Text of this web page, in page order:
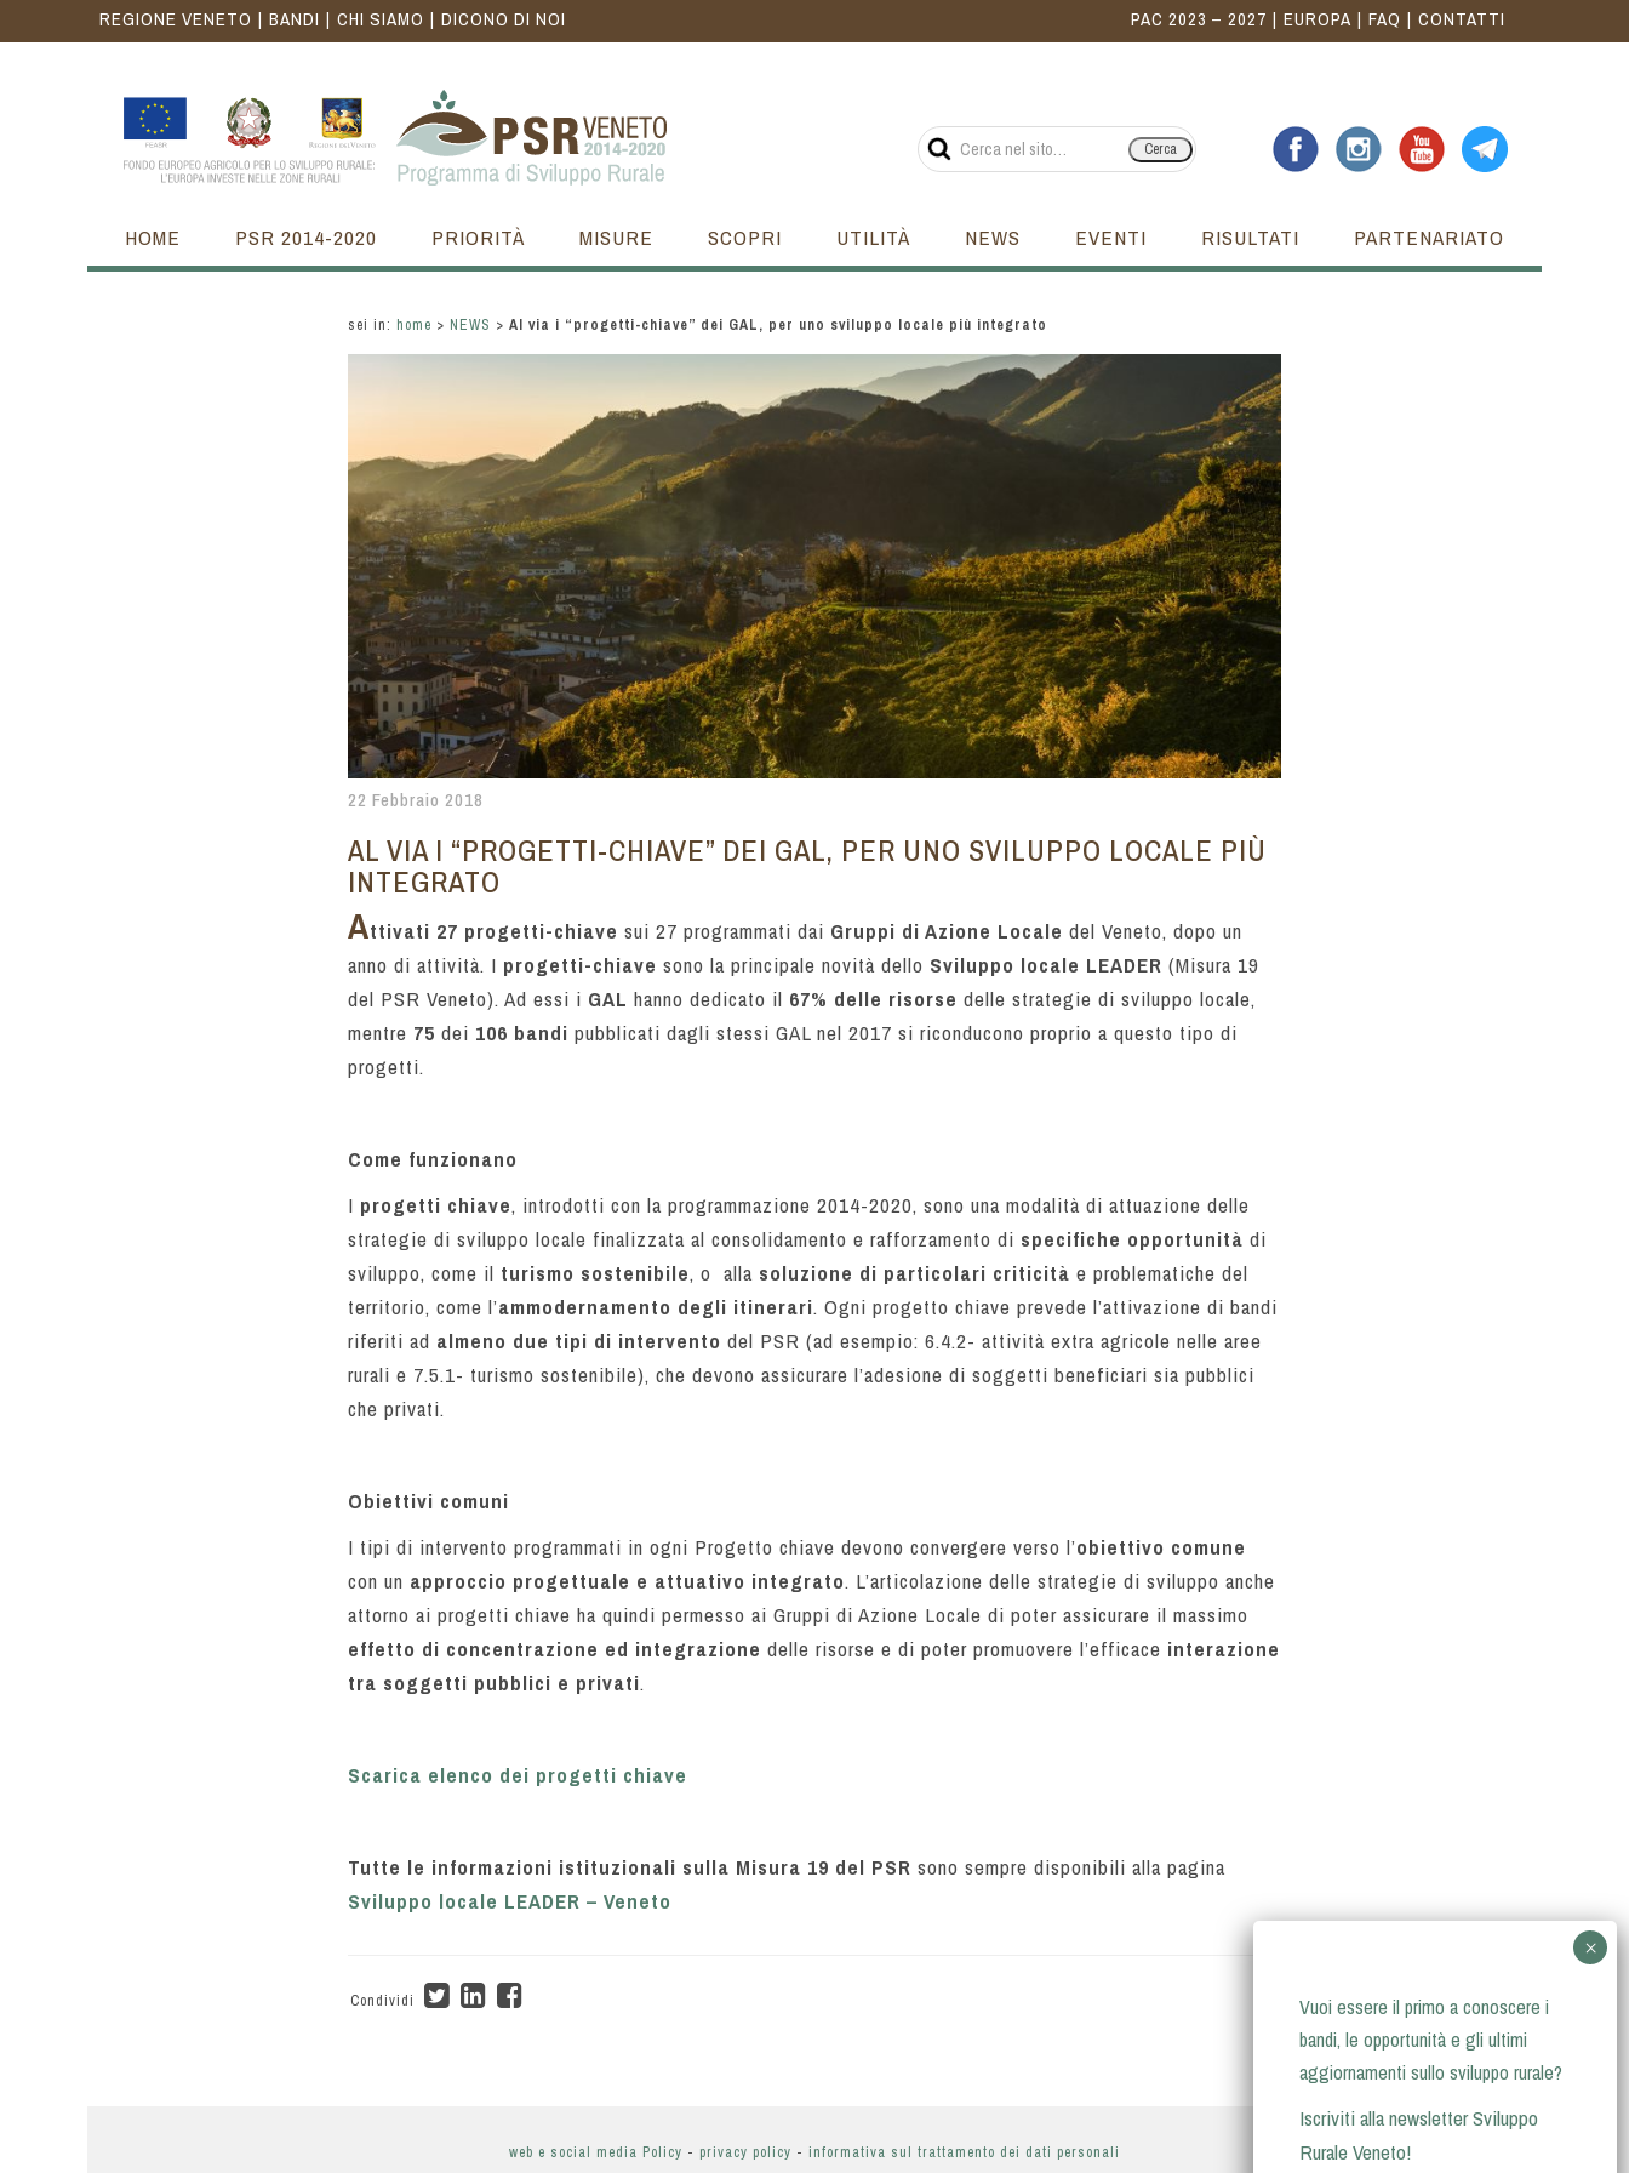
REGIONE VENETO BANDI CHI SIAMO DICONO DI NOI PAC 2023 – 2027 EUROPA FAQ CONTATTI
Cerca
HOME PSR 2014-2020 PRIORITÀ MISURE SCOPRI UTILITÀ NEWS EVENTI RISULTATI PARTENARIATO
sei in: home > NEWS > Al via i “progetti-chiave” dei GAL, per uno sviluppo locale più integrato
22 Febbraio 2018
AL VIA I “PROGETTI-CHIAVE” DEI GAL, PER UNO SVILUPPO LOCALE PIÙ
INTEGRATO
Attivati 27 progetti-chiave sui 27 programmati dai Gruppi di Azione Locale del Veneto, dopo un
anno di attività. I progetti-chiave sono la principale novità dello Sviluppo locale LEADER (Misura 19
del PSR Veneto). Ad essi i GAL hanno dedicato il 67% delle risorse delle strategie di sviluppo locale,
mentre 75 dei 106 bandi pubblicati dagli stessi GAL nel 2017 si riconducono proprio a questo tipo di
progetti.
Come funzionano
I progetti chiave, introdotti con la programmazione 2014-2020, sono una modalità di attuazione delle
strategie di sviluppo locale finalizzata al consolidamento e rafforzamento di specifiche opportunità di
sviluppo, come il turismo sostenibile, o alla soluzione di particolari criticità e problematiche del
territorio, come l’ammodernamento degli itinerari. Ogni progetto chiave prevede l’attivazione di bandi
riferiti ad almeno due tipi di intervento del PSR (ad esempio: 6.4.2- attività extra agricole nelle aree
rurali e 7.5.1- turismo sostenibile), che devono assicurare l’adesione di soggetti beneficiari sia pubblici
che privati.
Obiettivi comuni
I tipi di intervento programmati in ogni Progetto chiave devono convergere verso l’obiettivo comune
con un approccio progettuale e attuativo integrato. L’articolazione delle strategie di sviluppo anche
attorno ai progetti chiave ha quindi permesso ai Gruppi di Azione Locale di poter assicurare il massimo
effetto di concentrazione ed integrazione delle risorse e di poter promuovere l’efficace interazione
tra soggetti pubblici e privati.
Scarica elenco dei progetti chiave
Tutte le informazioni istituzionali sulla Misura 19 del PSR sono sempre disponibili alla pagina
Sviluppo locale LEADER – Veneto
Condividi
web e social media Policy - privacy policy - informativa sul trattamento dei dati personali
Vuoi essere il primo a conoscere i
bandi, le opportunità e gli ultimi
aggiornamenti sullo sviluppo rurale?
Iscriviti alla newsletter Sviluppo
Rurale Veneto!